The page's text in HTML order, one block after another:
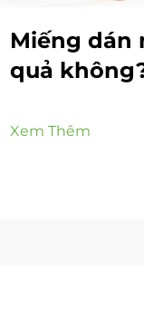
Miếng dán
quả
Xem Thêm